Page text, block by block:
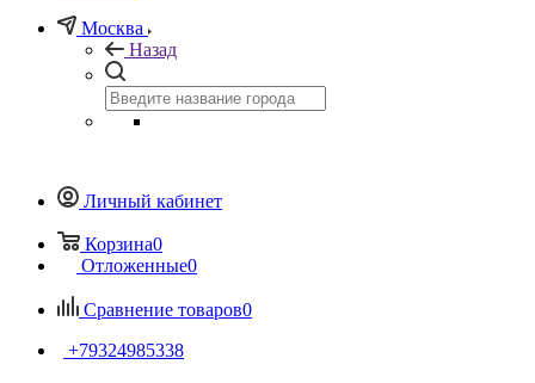
Москва
Назад
Личный кабинет
Корзина0
Отложенные0
Сравнение товаров0
+79324985338